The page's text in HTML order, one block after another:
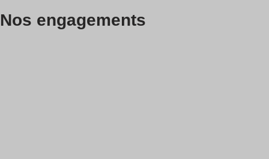
Nos engagements